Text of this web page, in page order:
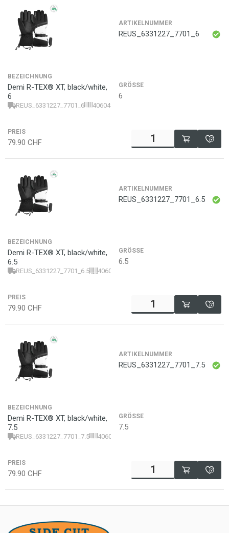
ARTIKELNUMMER
REUS_6331227_7701_6
BEZEICHNUNG
Demi R-TEX® XT, black/white,
6
REUS_6331227_7701_6 4060485447789
GRÖSSE
6
PREIS
79.90 CHF
ARTIKELNUMMER
REUS_6331227_7701_6.5
BEZEICHNUNG
Demi R-TEX® XT, black/white,
6.5
REUS_6331227_7701_6.5 4060485447796
GRÖSSE
6.5
PREIS
79.90 CHF
ARTIKELNUMMER
REUS_6331227_7701_7.5
BEZEICHNUNG
Demi R-TEX® XT, black/white,
7.5
REUS_6331227_7701_7.5 4060485447819
GRÖSSE
7.5
PREIS
79.90 CHF